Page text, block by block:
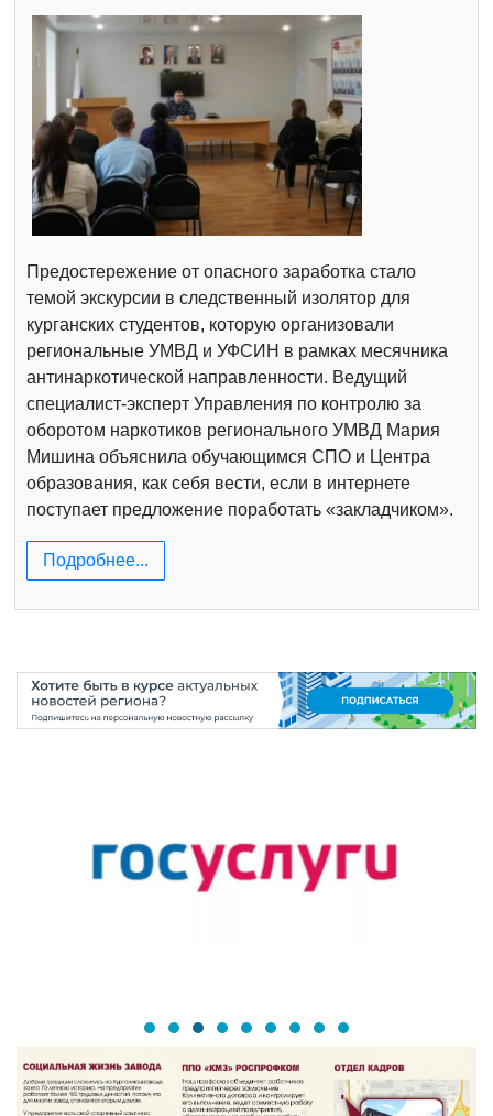
Предостережение от опасного заработка стало
темой экскурсии в следственный изолятор для
курганских студентов, которую организовали
региональные УМВД и УФСИН в рамках месячника
антинаркотической направленности. Ведущий
специалист-эксперт Управления по контролю за
оборотом наркотиков регионального УМВД Мария
Мишина объяснила обучающимся СПО и Центра
образования, как себя вести, если в интернете
поступает предложение поработать «закладчиком».
Подробнее...